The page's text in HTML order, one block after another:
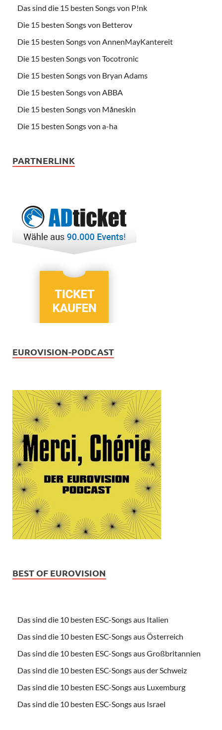
Das sind die 15 besten Songs von P!nk
Die 15 besten Songs von Betterov
Die 15 besten Songs von AnnenMayKantereit
Die 15 besten Songs von Tocotronic
Die 15 besten Songs von Bryan Adams
Die 15 besten Songs von ABBA
Die 15 besten Songs von Måneskin
Die 15 besten Songs von a-ha
PARTNERLINK
EUROVISION-PODCAST
BEST OF EUROVISION
Das sind die 10 besten ESC-Songs aus Italien
Das sind die 10 besten ESC-Songs aus Österreich
Das sind die 10 besten ESC-Songs aus Großbritannien
Das sind die 10 besten ESC-Songs aus der Schweiz
Das sind die 10 besten ESC-Songs aus Luxemburg
Das sind die 10 besten ESC-Songs aus Israel